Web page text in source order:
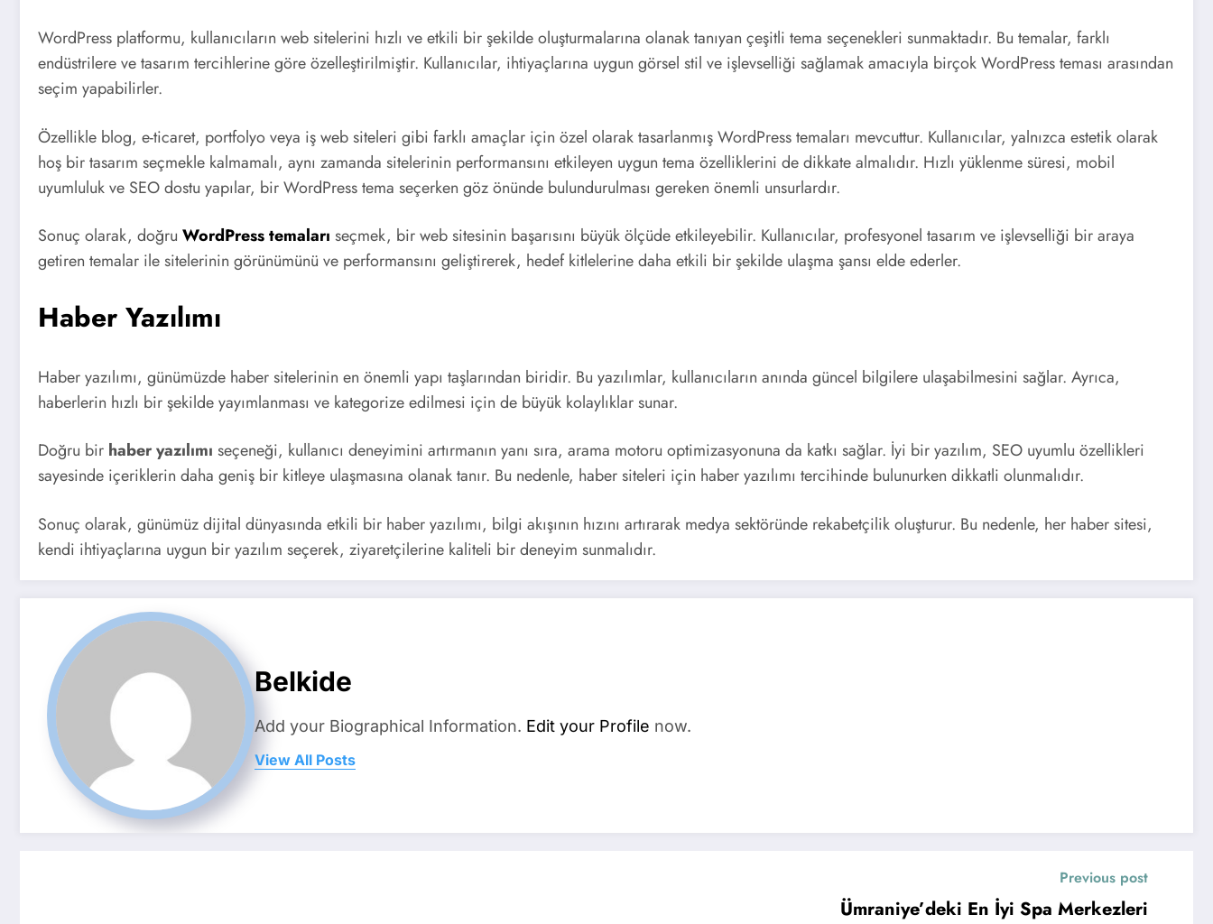
WordPress platformu, kullanıcıların web sitelerini hızlı ve etkili bir şekilde oluşturmalarına olanak tanıyan çeşitli tema seçenekleri sunmaktadır. Bu temalar, farklı
endüstrilere ve tasarım tercihlerine göre özelleştirilmiştir. Kullanıcılar, ihtiyaçlarına uygun görsel stil ve işlevselliği sağlamak amacıyla birçok WordPress teması arasından
seçim yapabilirler.
Özellikle blog, e-ticaret, portfolyo veya iş web siteleri gibi farklı amaçlar için özel olarak tasarlanmış WordPress temaları mevcuttur. Kullanıcılar, yalnızca estetik olarak
hoş bir tasarım seçmekle kalmamalı, aynı zamanda sitelerinin performansını etkileyen uygun tema özelliklerini de dikkate almalıdır. Hızlı yüklenme süresi, mobil
uyumluluk ve SEO dostu yapılar, bir WordPress tema seçerken göz önünde bulundurulması gereken önemli unsurlardır.
Sonuç olarak, doğru WordPress temaları seçmek, bir web sitesinin başarısını büyük ölçüde etkileyebilir. Kullanıcılar, profesyonel tasarım ve işlevselliği bir araya
getiren temalar ile sitelerinin görünümünü ve performansını geliştirerek, hedef kitlelerine daha etkili bir şekilde ulaşma şansı elde ederler.
Haber Yazılımı
Haber yazılımı, günümüzde haber sitelerinin en önemli yapı taşlarından biridir. Bu yazılımlar, kullanıcıların anında güncel bilgilere ulaşabilmesini sağlar. Ayrıca,
haberlerin hızlı bir şekilde yayımlanması ve kategorize edilmesi için de büyük kolaylıklar sunar.
Doğru bir haber yazılımı seçeneği, kullanıcı deneyimini artırmanın yanı sıra, arama motoru optimizasyonuna da katkı sağlar. İyi bir yazılım, SEO uyumlu özellikleri
sayesinde içeriklerin daha geniş bir kitleye ulaşmasına olanak tanır. Bu nedenle, haber siteleri için haber yazılımı tercihinde bulunurken dikkatli olunmalıdır.
Sonuç olarak, günümüz dijital dünyasında etkili bir haber yazılımı, bilgi akışının hızını artırarak medya sektöründe rekabetçilik oluşturur. Bu nedenle, her haber sitesi,
kendi ihtiyaçlarına uygun bir yazılım seçerek, ziyaretçilerine kaliteli bir deneyim sunmalıdır.
Belkide
Add your Biographical Information. Edit your Profile now.
View All Posts
Previous post
Ümraniye’deki En İyi Spa Merkezleri